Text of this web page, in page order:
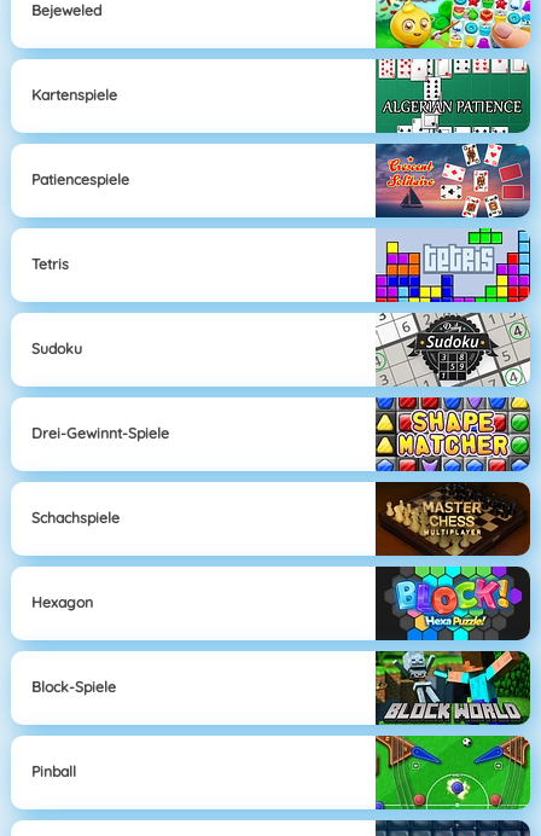
Bejeweled
Kartenspiele
Patiencespiele
Tetris
Sudoku
Drei-Gewinnt-Spiele
Schachspiele
Hexagon
Block-Spiele
Pinball